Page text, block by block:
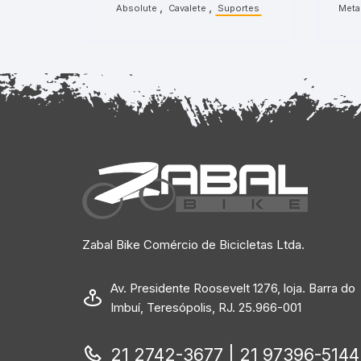
Absolute , Cavalete , Suportes
Zabal Bike Comércio de Bicicletas Ltda.
Av. Presidente Roosevelt 1276, loja. Barra do
Imbuí, Teresópolis, RJ. 25.966-001
21 2742-3677 | 21 97396-5144